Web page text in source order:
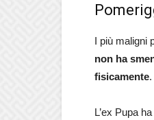
I più maligni
non ha
fisicamente.
L’ex Pupa